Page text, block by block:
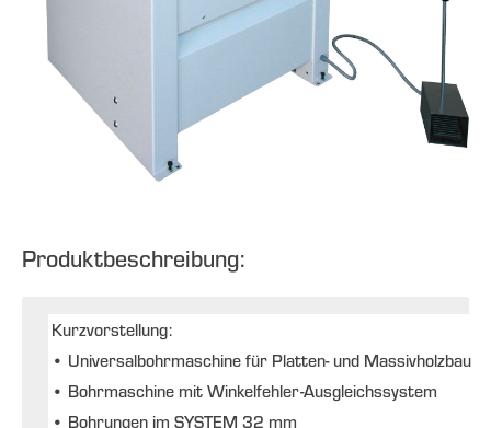
Produktbeschreibung:
Kurzvorstellung:
• Universalbohrmaschine für Platten- und Massivholzbau
• Bohrmaschine mit Winkelfehler-Ausgleichssystem
• Bohrungen im SYSTEM 32 mm